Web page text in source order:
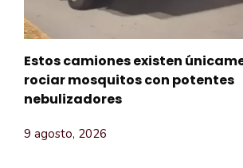
Estos camiones existen
rociar mosquitos con potentes
nebulizadores
9 agosto, 2026